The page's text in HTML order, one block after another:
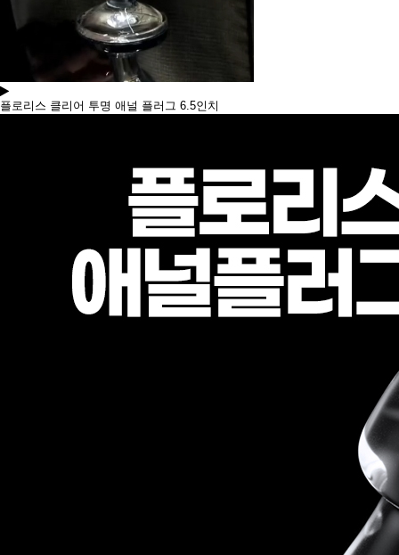
플로리스 클리어 투명 애널 플러그 6.5인치